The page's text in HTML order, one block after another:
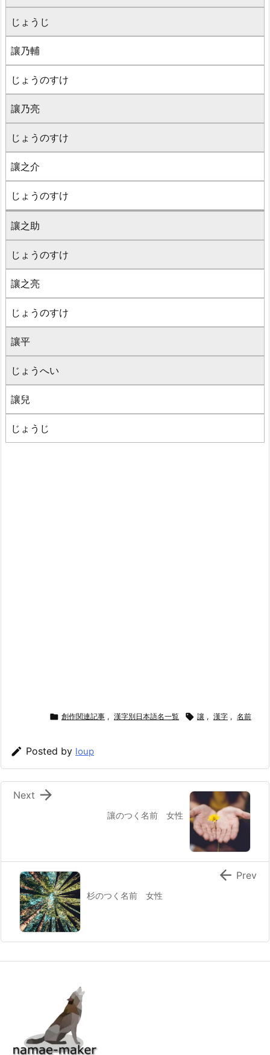
じょうじ
讓乃輔
じょうのすけ
讓乃亮
じょうのすけ
讓之介
じょうのすけ
讓之助
じょうのすけ
讓之亮
じょうのすけ
讓平
じょうへい
讓兒
じょうじ
 創作関連記事 , 漢字別日本語名一覧  讓 , 漢字 , 名前
 Posted by loup
讓のつく名前 女性

Next
杉のつく名前 女性
 Prev